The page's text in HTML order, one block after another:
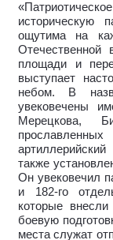
ощутима на
Отечественной
площади и
выступает
небом. В
увековечены
Мерецкова,
также
Он увековечил
и 182-го
которые
боевую
места служат